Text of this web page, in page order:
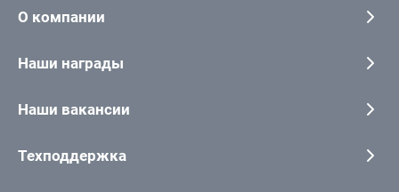
О компании
Наши награды
Наши вакансии
Техподдержка